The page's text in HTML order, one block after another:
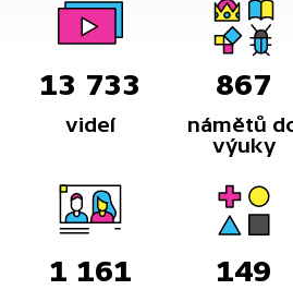
13 733
videí
867
námětů
výuky
1 161 149